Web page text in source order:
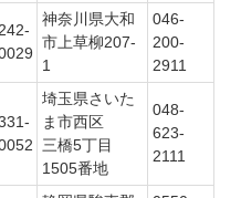
242-
神奈川県大和
市上草柳207-
1
046-
200-
2911
埼玉県さいた
ま市西区
三橋5丁目
1505番地
048-
623-
2111